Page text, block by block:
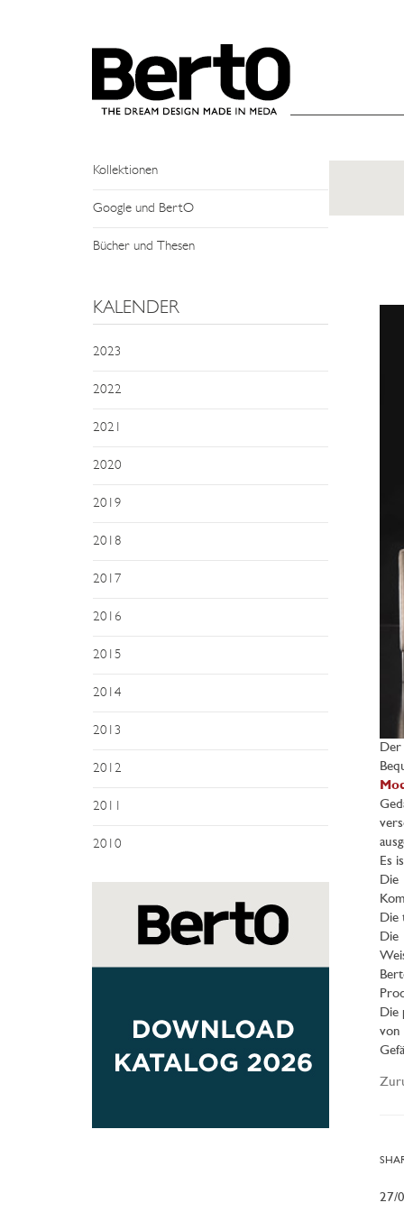
NEWS
Events und Treffen
Kollektionen
Google und BertO
Bücher und Thesen
KALENDER
2023
2022
2021
2020
2019
2018
2017
2016
2015
2014
2013
2012
2011
2010
Der
Es
Die
Die
Die
Die
von
27/